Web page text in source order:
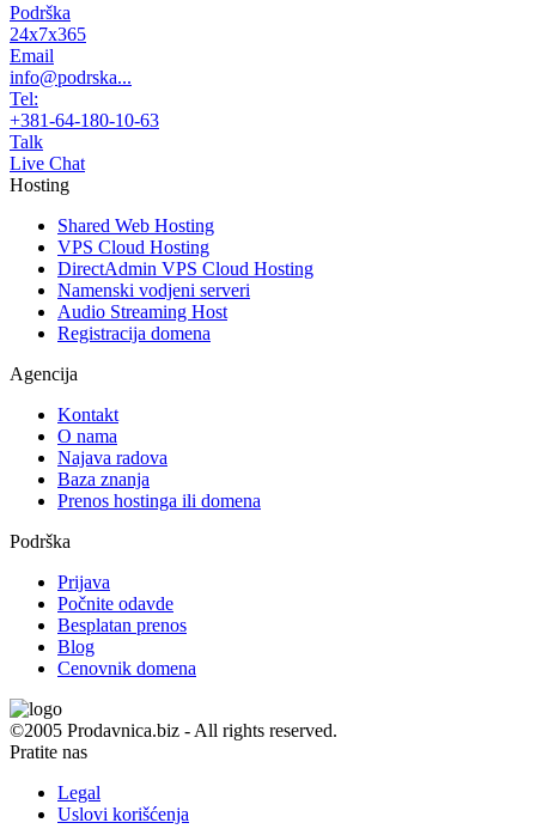
Podrška
24x7x365
Email
info@podrska...
Tel:
+381-64-180-10-63
Talk
Live Chat
Hosting
Shared Web Hosting
VPS Cloud Hosting
DirectAdmin VPS Cloud Hosting
Namenski vodjeni serveri
Audio Streaming Host
Registracija domena
Agencija
Kontakt
O nama
Najava radova
Baza znanja
Prenos hostinga ili domena
Podrška
Prijava
Počnite odavde
Besplatan prenos
Blog
Cenovnik domena
©2005 Prodavnica.biz - All rights reserved.
Pratite nas
Legal
Uslovi korišćenja